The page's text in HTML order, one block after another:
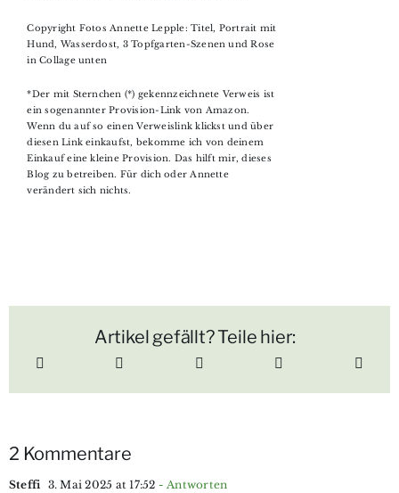
Copyright Fotos Annette Lepple: Titel, Portrait mit
Hund, Wasserdost, 3 Topfgarten-Szenen und Rose
in Collage unten
*Der mit Sternchen (*) gekennzeichnete Verweis ist
ein sogenannter Provision-Link von Amazon.
Wenn du auf so einen Verweislink klickst und über
diesen Link einkaufst, bekomme ich von deinem
Einkauf eine kleine Provision. Das hilft mir, dieses
Blog zu betreiben. Für dich oder Annette
verändert sich nichts.
Artikel gefällt? Teile hier:
2 Kommentare
Steffi 3. Mai 2025 at 17:52 - Antworten